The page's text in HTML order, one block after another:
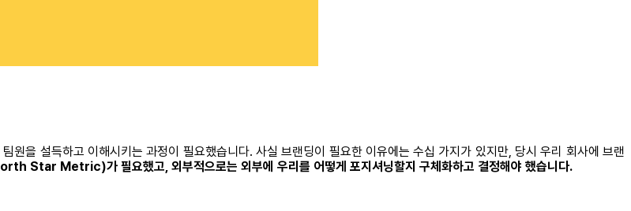
원을 설득하고 이해시키는 과정이 필요했습니다. 사실 브랜딩이 필요한 이유에는 수십 가지가 있지만, 당시 우리 회사에 브랜
Star Metric)가 필요했고, 외부적으로는 외부에 우리를 어떻게 포지셔닝할지 구체화하고 결정해야 했습니다.